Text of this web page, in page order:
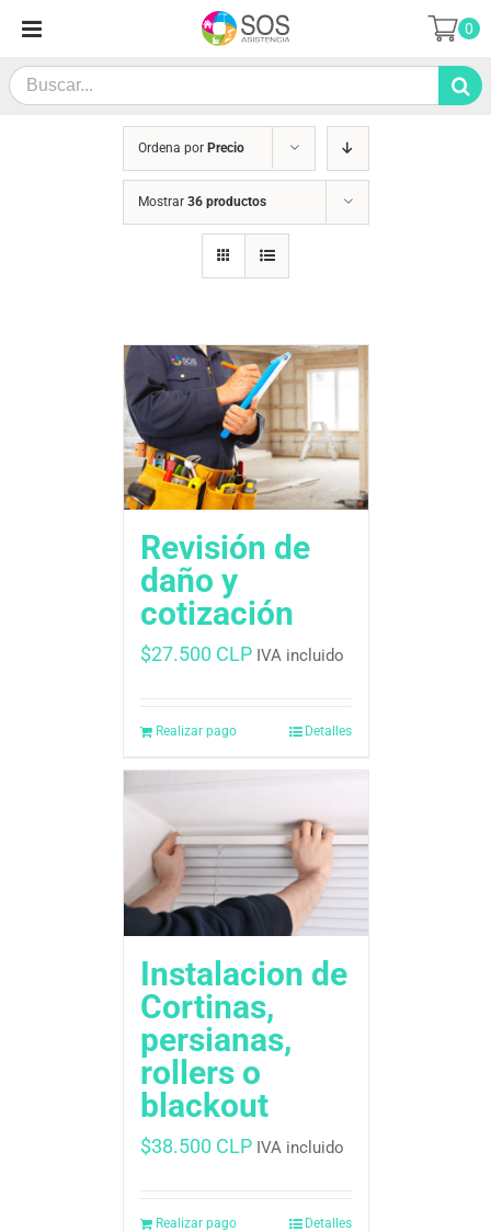
contenido
Search
for:
0
Ordena por Precio
Mostrar 36 productos
Revisión de
daño y
cotización
$27.500 CLP IVA incluido
Realizar pago Detalles
Instalacion de
Cortinas,
persianas,
rollers o
blackout
$38.500 CLP IVA incluido
Realizar pago Detalles